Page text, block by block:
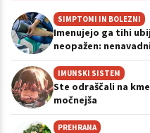
SIMPTOMI IN BOLEZNI
Imenujejo ga tihi
neopažen:
IMUNSKI SISTEM
Ste odraščali na
močnejša
PREHRANA